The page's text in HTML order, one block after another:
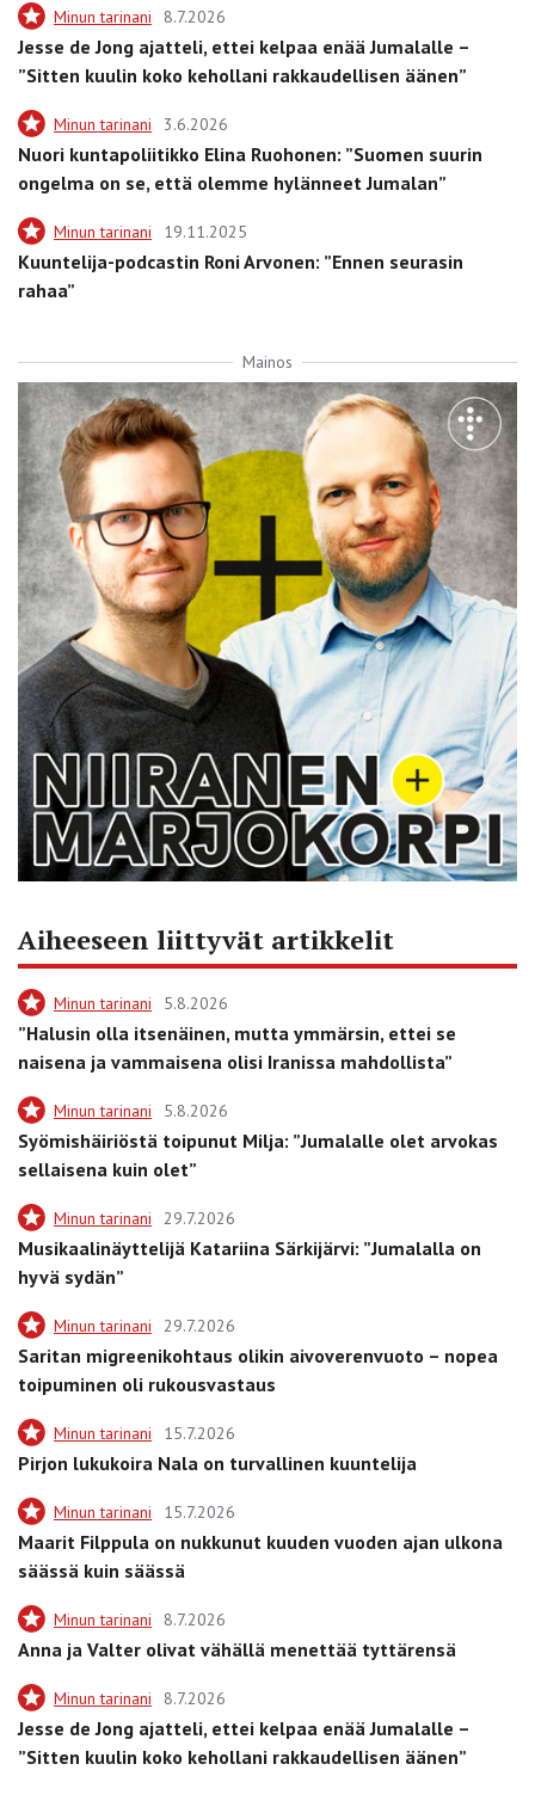
Minun tarinani 8.7.2026
Jesse de Jong ajatteli, ettei kelpaa enää Jumalalle –
”Sitten kuulin koko kehollani rakkaudellisen äänen”
Minun tarinani 3.6.2026
Nuori kuntapoliitikko Elina Ruohonen: ”Suomen suurin
ongelma on se, että olemme hylänneet Jumalan”
Minun tarinani 19.11.2025
Kuuntelija-podcastin Roni Arvonen: ”Ennen seurasin
rahaa”
Mainos
Aiheeseen liittyvät artikkelit
Minun tarinani 5.8.2026
”Halusin olla itsenäinen, mutta ymmärsin, ettei se
naisena ja vammaisena olisi Iranissa mahdollista”
Minun tarinani 5.8.2026
Syömishäiriöstä toipunut Milja: ”Jumalalle olet arvokas
sellaisena kuin olet”
Minun tarinani 29.7.2026
Musikaalinäyttelijä Katariina Särkijärvi: ”Jumalalla on
hyvä sydän”
Minun tarinani 29.7.2026
Saritan migreenikohtaus olikin aivoverenvuoto – nopea
toipuminen oli rukousvastaus
Minun tarinani 15.7.2026
Pirjon lukukoira Nala on turvallinen kuuntelija
Minun tarinani 15.7.2026
Maarit Filppula on nukkunut kuuden vuoden ajan ulkona
säässä kuin säässä
Minun tarinani 8.7.2026
Anna ja Valter olivat vähällä menettää tyttärensä
Minun tarinani 8.7.2026
Jesse de Jong ajatteli, ettei kelpaa enää Jumalalle –
”Sitten kuulin koko kehollani rakkaudellisen äänen”